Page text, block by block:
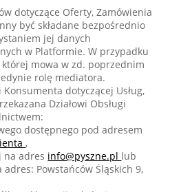
dotyczące Oferty, Zamówienia
być składane bezpośrednio
jej danych
w Platformie. W przypadku
której mowa w zd. poprzednim
rolę mediatora.
dotyczącej Usług,
Działowi Obsługi
dostępnego pod adresem
,
na adres info@pyszne.pl lub
Powstańców Śląskich 9,